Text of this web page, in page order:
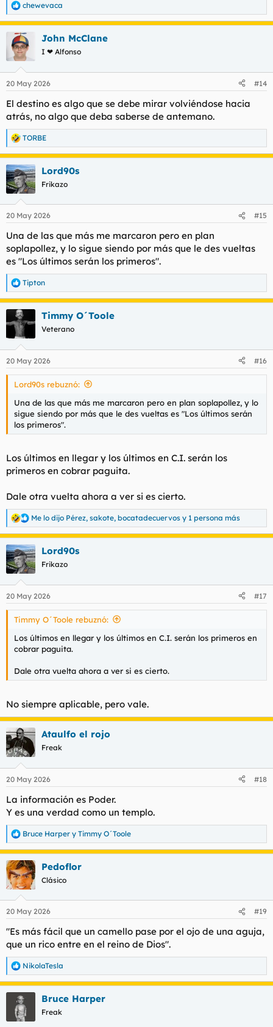
R
e
a
c
c
e
:
chewevaca
John McClane
I ❤ Alfonso
20 May 2026 #14
El destino es algo que se debe mirar volviéndose hacia
atrás, no algo que deba saberse de antemano.
R
e
a
c
c
i
e
:
TORBE
Lord90s
Frikazo
20 May 2026 #15
Una de las que más me marcaron pero en plan
soplapollez, y lo sigue siendo por más que le des vueltas
es "Los últimos serán los primeros".
R
e
a
c
e
s
Tipton
Timmy O´Toole
Veterano
20 May 2026 #16
Lord90s rebuznó:
Una de las que más me marcaron pero en plan soplapollez, y lo
sigue siendo por más que le des vueltas es "Los últimos serán
los primeros".
Los últimos en llegar y los últimos en C.I. serán los
primeros en cobrar paguita.
Dale otra vuelta ahora a ver si es cierto.
R
e
a
c
c
i
e
s
Me lo dijo Pérez, sakote, bocatadecuervos y 1 persona más
Lord90s
Frikazo
20 May 2026 #17
Timmy O´Toole rebuznó:
Los últimos en llegar y los últimos en C.I. serán los primeros en
cobrar paguita.
Dale otra vuelta ahora a ver si es cierto.
No siempre aplicable, pero vale.
Ataulfo el rojo
Freak
20 May 2026 #18
La información es Poder.
Y es una verdad como un templo.
R
e
a
c
c
i
e
:
Bruce Harper y Timmy O´Toole
Pedoflor
Clásico
20 May 2026 #19
"Es más fácil que un camello pase por el ojo de una aguja,
que un rico entre en el reino de Dios".
R
e
a
NikolaTesla
Bruce Harper
Freak